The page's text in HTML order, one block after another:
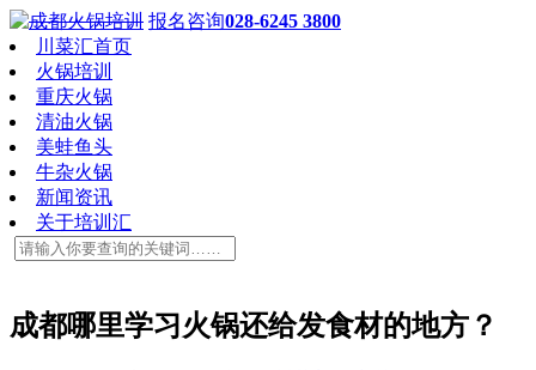
报名咨询028-6245 3800
川菜汇首页
火锅培训
重庆火锅
清油火锅
美蛙鱼头
牛杂火锅
新闻资讯
关于培训汇
成都哪里学习火锅还给发食材的地方？